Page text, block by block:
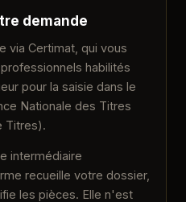
demande
via Certimat, qui vous
habilités
pour la saisie dans le
Nationale des Titres
Titres).
intermédiaire
recueille votre dossier,
les pièces. Elle n'est